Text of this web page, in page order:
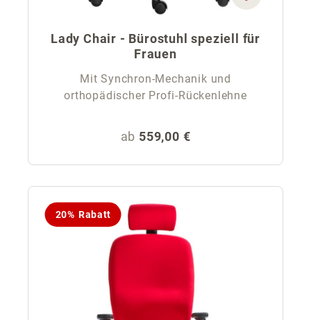
Lady Chair - Bürostuhl speziell für
Frauen
Mit Synchron-Mechanik und
orthopädischer Profi-Rückenlehne
Regulärer Preis:
ab 559,00 €
20% Rabatt